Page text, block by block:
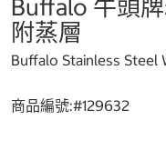
Buffalo 牛頭
附蒸層
Buffalo Stainless Steel
商品編號:#129632